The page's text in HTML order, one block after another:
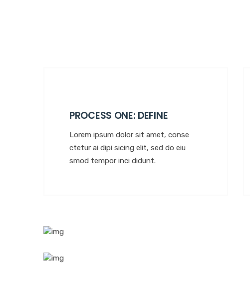
PROCESS ONE: DEFINE
Lorem ipsum dolor sit amet, conse
ctetur ai dipi sicing elit, sed do eiu
smod tempor inci didunt.